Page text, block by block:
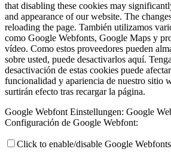
that disabling these cookies may
and appearance of our website. The
reloading the page. También utilizamos
como Google Webfonts, Google Maps y
vídeo. Como estos proveedores pueden
sobre usted, puede desactivarlos aquí.
desactivación de estas cookies puede
funcionalidad y apariencia de nuestro sitio
surtirán efecto tras recargar la página.
Google Webfont Einstellungen: Google
Configuración de Google Webfont:
Click to enable/disable Google